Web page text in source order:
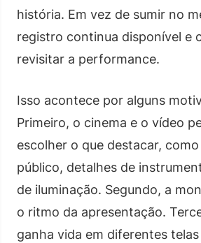
história. Em vez de sumir no
registro continua disponível e
revisitar a performance.
Isso acontece por alguns
Primeiro, o cinema e o vídeo
escolher o que destacar,
público, detalhes de
de iluminação. Segundo, a
o ritmo da apresentação.
ganha vida em diferentes